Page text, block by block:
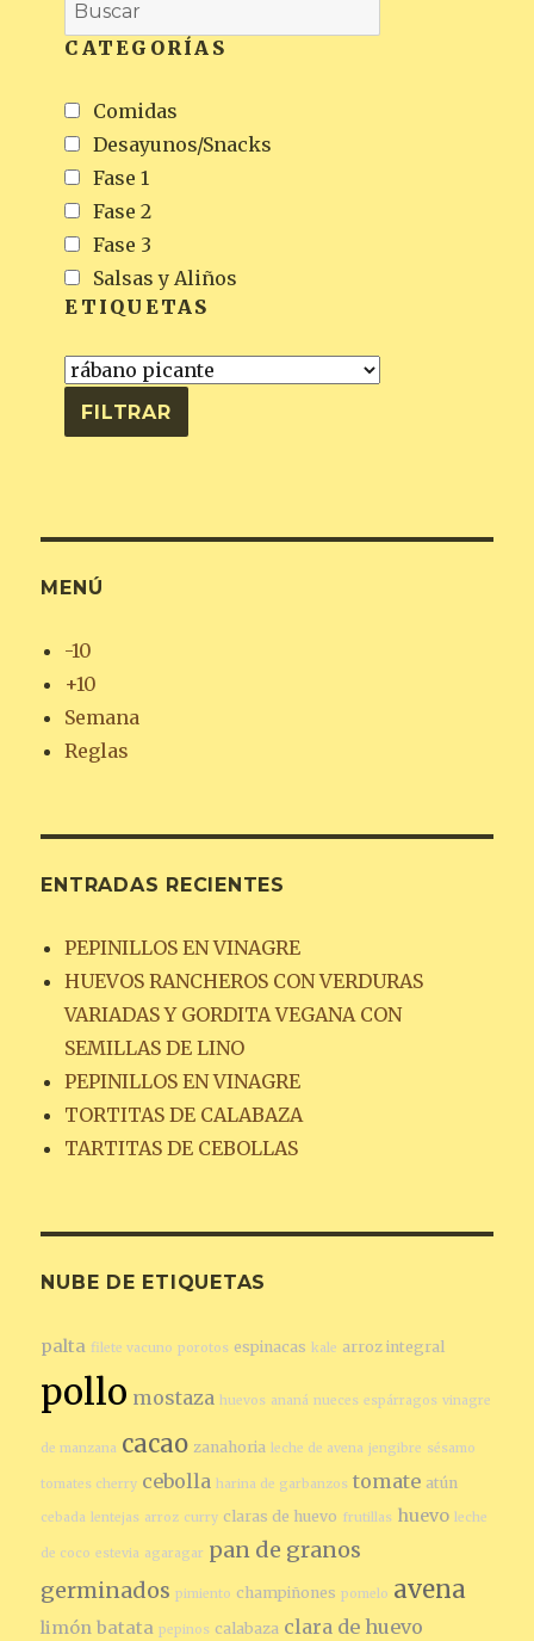
CATEGORÍAS
Comidas
Desayunos/Snacks
Fase 1
Fase 2
Fase 3
Salsas y Aliños
ETIQUETAS
MENÚ
-10
+10
Semana
Reglas
ENTRADAS RECIENTES
PEPINILLOS EN VINAGRE
HUEVOS RANCHEROS CON VERDURAS
VARIADAS Y GORDITA VEGANA CON
SEMILLAS DE LINO
PEPINILLOS EN VINAGRE
TORTITAS DE CALABAZA
TARTITAS DE CEBOLLAS
NUBE DE ETIQUETAS
palta filete vacuno porotos espinacas kale arroz integral
pollo mostaza huevos ananá nueces espárragos vinagre
de manzana cacao zanahoria leche de avena jengibre sésamo
tomates cherry cebolla harina de garbanzos tomate atún
cebada lentejas arroz curry claras de huevo frutillas huevo leche
de coco estevia agaragar pan de granos
germinados pimiento champiñones pomelo avena
limón batata pepinos calabaza clara de huevo